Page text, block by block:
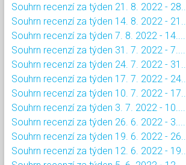
Souhrn recenzí za týden 21. 8. 2022 - 28....
Souhrn recenzí za týden 14. 8. 2022 - 21....
Souhrn recenzí za týden 7. 8. 2022 - 14....
Souhrn recenzí za týden 31. 7. 2022 - 7....
Souhrn recenzí za týden 24. 7. 2022 - 31....
Souhrn recenzí za týden 17. 7. 2022 - 24....
Souhrn recenzí za týden 10. 7. 2022 - 17....
Souhrn recenzí za týden 3. 7. 2022 - 10....
Souhrn recenzí za týden 26. 6. 2022 - 3....
Souhrn recenzí za týden 19. 6. 2022 - 26....
Souhrn recenzí za týden 12. 6. 2022 - 19....